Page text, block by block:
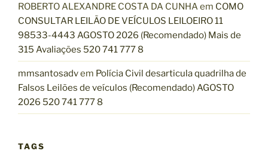
ROBERTO ALEXANDRE COSTA DA CUNHAem COMO
CONSULTAR LEILÃO DE VEÍCULOS LEILOEIRO 11
98533-4443 AGOSTO 2026 (Recomendado) Mais de
315 Avaliações 520 741 777 8
mmsantosadvem Polícia Civil desarticula quadrilha de
Falsos Leilões de veículos (Recomendado) AGOSTO
2026 520 741 777 8
TAGS